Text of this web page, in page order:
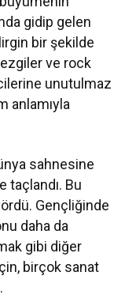
gidip gelen
bir şekilde
ve rock
unutulmaz
anlamıyla
sahnesine
taçlandı. Bu
Gençliğinde
daha da
gibi diğer
birçok sanat